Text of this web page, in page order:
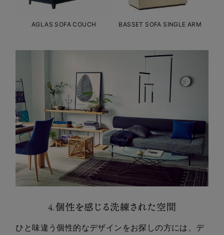
AGLAS SOFA COUCH BASSET SOFA SINGLE ARM
4.個性を感じる洗練された空間
ひと味違う個性的なデザインをお探しの方には、デ